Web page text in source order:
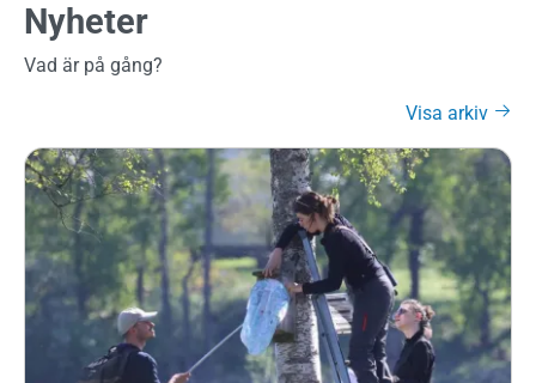
Nyheter
Vad är på gång?
Visa arkiv